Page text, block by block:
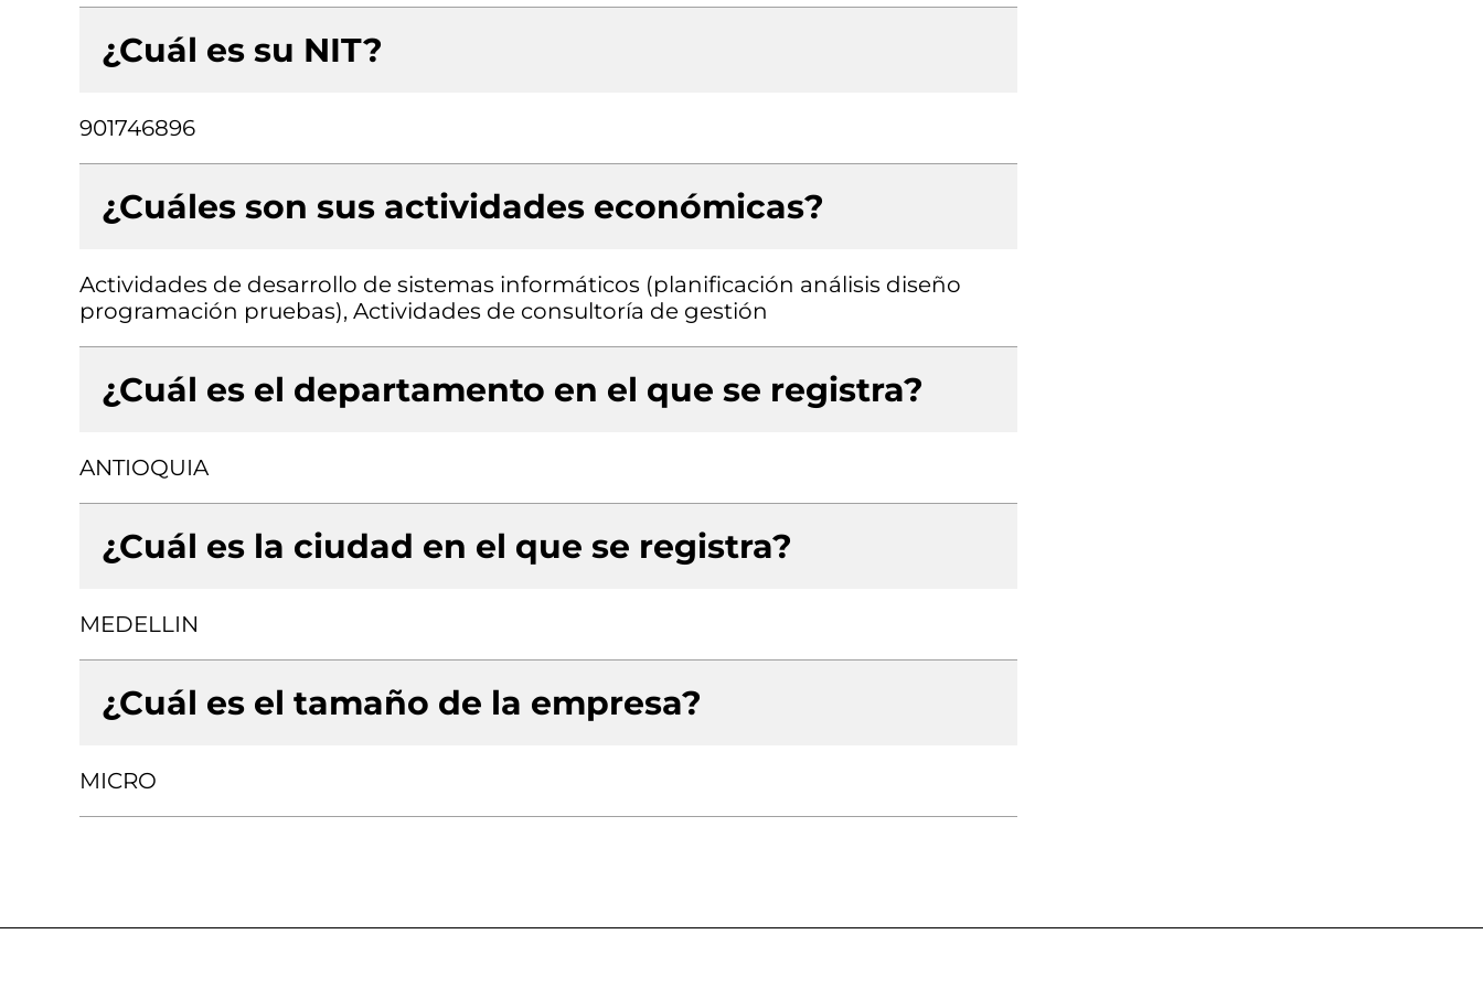
¿Cuál es su NIT?
901746896
¿Cuáles son sus actividades económicas?
Actividades de desarrollo de sistemas informáticos (planificación análisis diseño
programación pruebas), Actividades de consultoría de gestión
¿Cuál es el departamento en el que se registra?
ANTIOQUIA
¿Cuál es la ciudad en el que se registra?
MEDELLIN
¿Cuál es el tamaño de la empresa?
MICRO